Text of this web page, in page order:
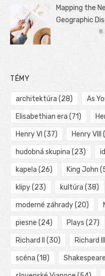
Mapping the
Geographic
TÉMY
architektúra (28) As
Elisabethian era (71)
Henry VI (37) Henry VIII
hudobná skupina (23)
kapela (26) King John
klipy(23) kultúra (38)
moderné záhrady(20)
piesne (24) Plays (27)
Richard II (30) Richard III
scéna (18) Shakespeare